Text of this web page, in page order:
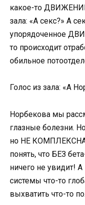
какое-то
зала: «А секс?» А
упорядоченное
то происходит
обильное
Голос из зала: «А
Норбекова мы
глазные болезни.
но НЕ
понять, что БЕЗ
ничего не увидит!
системы что-то
выхватить что-то